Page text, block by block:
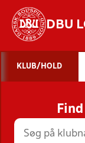
DBU
KLUB/HOLD